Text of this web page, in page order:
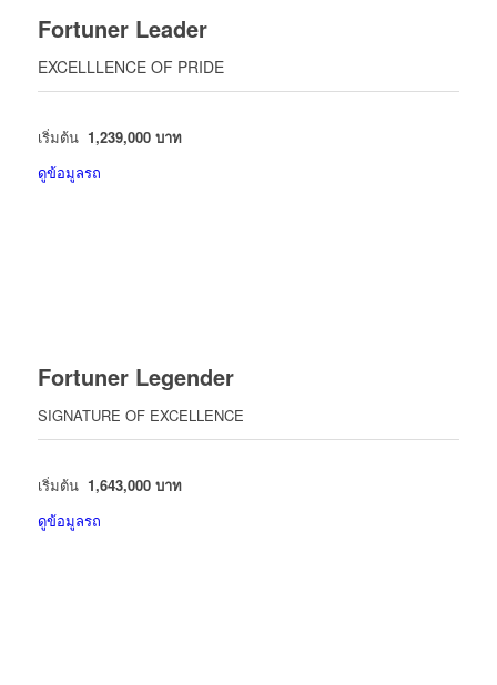
Fortuner Leader
EXCELLLENCE OF PRIDE
เริ่มต้น 1,239,000 บาท
ดูข้อมูลรถ
Fortuner Legender
SIGNATURE OF EXCELLENCE
เริ่มต้น 1,643,000 บาท
ดูข้อมูลรถ